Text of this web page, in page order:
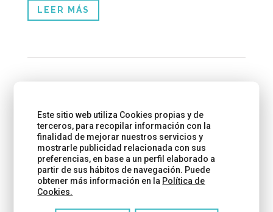
LEER MÁS
Este sitio web utiliza Cookies propias y de
terceros, para recopilar información con la
finalidad de mejorar nuestros servicios y
mostrarle publicidad relacionada con sus
preferencias, en base a un perfil elaborado a
partir de sus hábitos de navegación. Puede
obtener más información en la Política de
Cookies.